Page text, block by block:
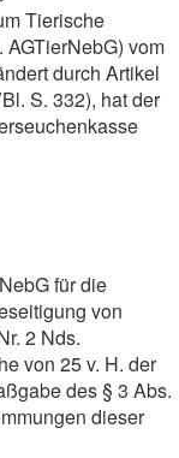
Tierische
vom
durch Artikel
S. 332), hat der
für die
von
2 Nds.
von 25 v. H. der
des § 3 Abs.
dieser